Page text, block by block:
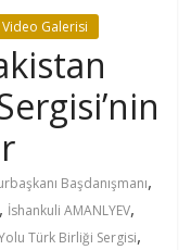
Video Galerisi
Başdanışmanı,
, İshankuli AMANLYEV,
Türk Birliği Sergisi,